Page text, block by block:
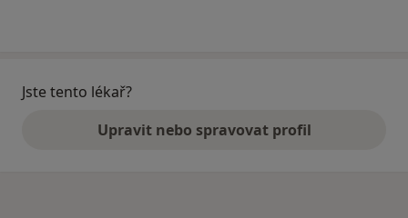
Jste tento lékař?
Upravit nebo spravovat profil